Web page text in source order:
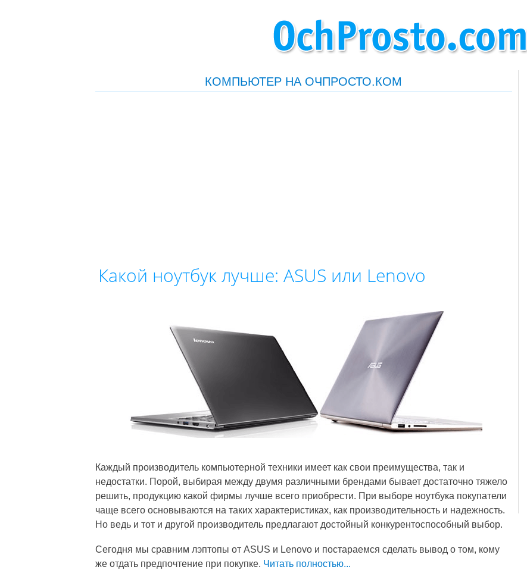
КОМПЬЮТЕР НА ОЧПРОСТО.КОМ
Какой ноутбук лучше: ASUS или Lenovo
Каждый производитель компьютерной техники имеет как свои преимущества, так и
недостатки. Порой, выбирая между двумя различными брендами бывает достаточно тяжело
решить, продукцию какой фирмы лучше всего приобрести. При выборе ноутбука покупатели
чаще всего основываются на таких характеристиках, как производительность и надежность.
Но ведь и тот и другой производитель предлагают достойный конкурентоспособный выбор.
Сегодня мы сравним лэптопы от ASUS и Lenovo и постараемся сделать вывод о том, кому
же отдать предпочтение при покупке. Читать полностью...